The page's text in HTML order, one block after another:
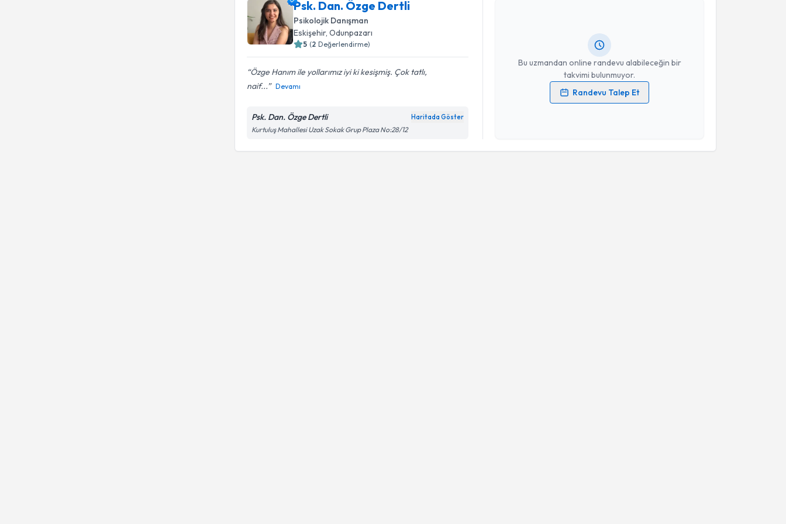
Psk. Dan. Özge Dertli
Psikolojik Danışman
Eskişehir, Odunpazarı
5 (2 Değerlendirme)
Özge Hanım ile yollarımız iyi ki kesişmiş. Çok tatlı,
naif...
Devamı
Psk. Dan. Özge Dertli Haritada Göster
Kurtuluş Mahallesi Uzak Sokak Grup Plaza No:28/12
Bu uzmandan online randevu alabileceğin bir
takvimi bulunmuyor.
Randevu Talep Et
Kişisel verilerimin işlenmesine ilişkinAydınlatma Metni